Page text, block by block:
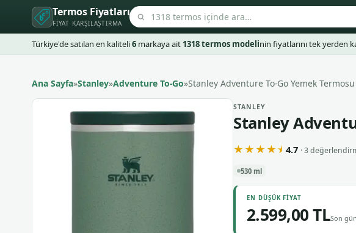
Termos Fiyatları
FIYAT KARŞILAŞTIRMA
Türkiye'de satılan en kaliteli6 markaya ait 1318 termos modelinin fiyatlarını tek yerden
Ana Sayfa»Stanley»Adventure To-Go»Stanley Adventure To-Go Yemek
STANLEY
Stanley
★★★★⯨ 4.7 · 3
530 ml
EN DÜŞÜK FIYAT
2.599,00 TLSon